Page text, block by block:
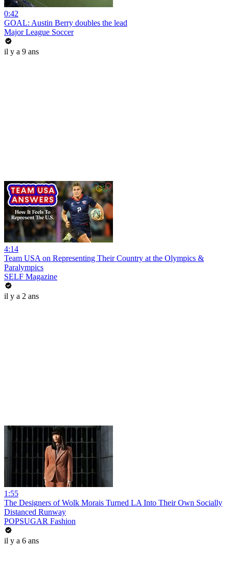
0:42
GOAL: Austin Berry doubles the lead
Major League Soccer
il y a 9 ans
4:14
Team USA on Representing Their Country at the Olympics &
Paralympics
SELF Magazine
il y a 2 ans
1:55
The Designers of Wolk Morais Turned LA Into Their Own Socially
Distanced Runway
POPSUGAR Fashion
il y a 6 ans